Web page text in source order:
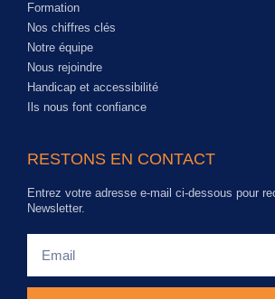
Formation
Nos chiffres clés
Notre équipe
Nous rejoindre
Handicap et accessibilité
Ils nous font confiance
RESTONS EN CONTACT
Entrez votre adresse e-mail ci-dessous pour
Newsletter.